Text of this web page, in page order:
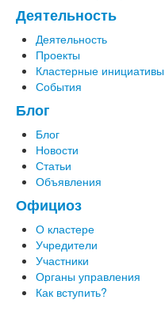
Деятельность
Деятельность
Проекты
Кластерные инициативы
События
Блог
Блог
Новости
Статьи
Объявления
Официоз
О кластере
Учредители
Участники
Органы управления
Как вступить?